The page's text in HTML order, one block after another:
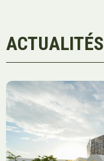
ACTUALITÉS